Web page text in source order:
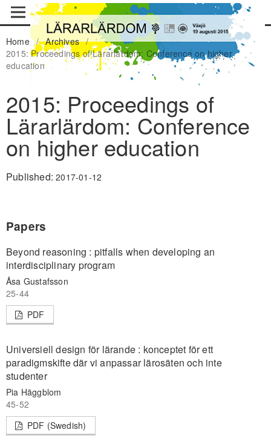
Home / Archives /
2015: Proceedings of Lärarlärdom: Conference on higher
education
2015: Proceedings of
Lärarlärdom: Conference
on higher education
Published:2017-01-12
Papers
Beyond reasoning : pitfalls when developing an
interdisciplinary program
Åsa Gustafsson
25-44
PDF
Universiell design för lärande : konceptet för ett
paradigmskifte där vi anpassar lärosäten och inte
studenter
Pia Häggblom
45-52
PDF (Swedish)